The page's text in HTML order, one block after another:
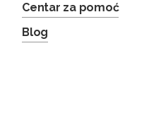
Centar za pomoć
Blog